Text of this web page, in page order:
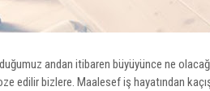
andan itibaren büyüyünce ne
edilir bizlere. Maalesef iş hayatından